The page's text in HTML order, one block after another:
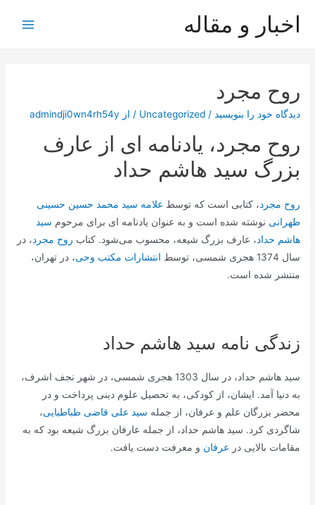
اخبار و مقاله
روح مجرد
دیدگاه‌ خود را بنویسید /
Uncategorized / از admindji0wn4rh54y
روح مجرد، یادنامه ای از عارف
بزرگ سید هاشم حداد
روح مجرد، کتابی است که توسط علامه سید محمد حسین حسینی
طهرانی نوشته شده است و به عنوان یادنامه ای برای مرحوم سید
هاشم حداد، عارف بزرگ شیعه، محسوب می‌شود. کتاب روح مجرد، در
سال 1374 هجری شمسی، توسط
انتشارات مکتب وحی، در تهران،
منتشر شده است.
زندگی نامه سید هاشم حداد
سید هاشم حداد، در سال 1303 هجری شمسی، در شهر نجف اشرف،
به دنیا آمد. ایشان، از کودکی، به تحصیل علوم دینی پرداخت و در
محضر بزرگان علم و عرفان، از جمله سید علی قاضی طباطبایی،
شاگردی کرد. سید هاشم حداد، از جمله عارفان بزرگ شیعه بود که به
مقامات بالایی در عرفان و معرفت دست یافت.